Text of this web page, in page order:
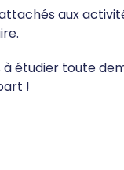
aux
à étudier toute
!